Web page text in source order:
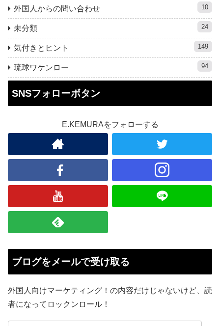
外国人からの問い合わせ 10
未分類 24
気付きとヒント 149
琉球ワケンロー 94
SNSフォローボタン
E.KEMURAをフォローする
ブログをメールで受け取る
外国人向けマーケティング！の内容だけじゃないけど、読
者になってロックンロール！